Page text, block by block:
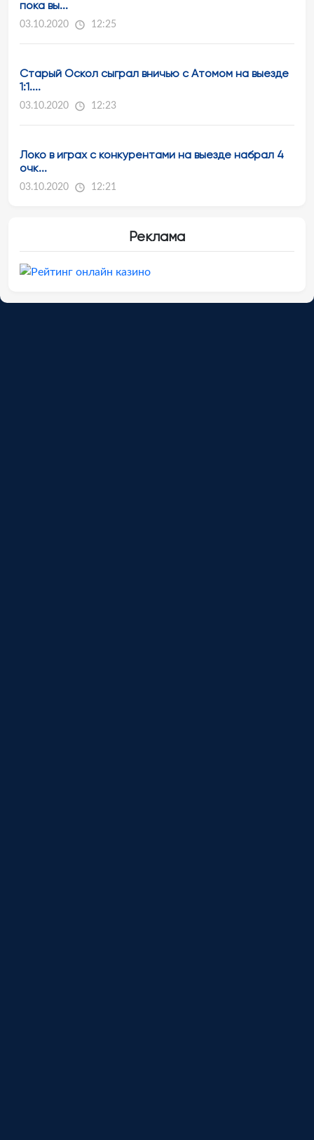
пока вы...
03.10.2020 12:25
Старый Оскол сыграл вничью с Атомом на выезде
1:1....
03.10.2020 12:23
Локо в играх с конкурентами на выезде набрал 4
очк...
03.10.2020 12:21
Реклама